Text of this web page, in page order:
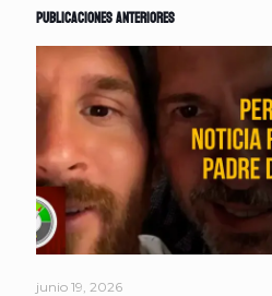
Publicaciones anteriores
junio 19, 2026